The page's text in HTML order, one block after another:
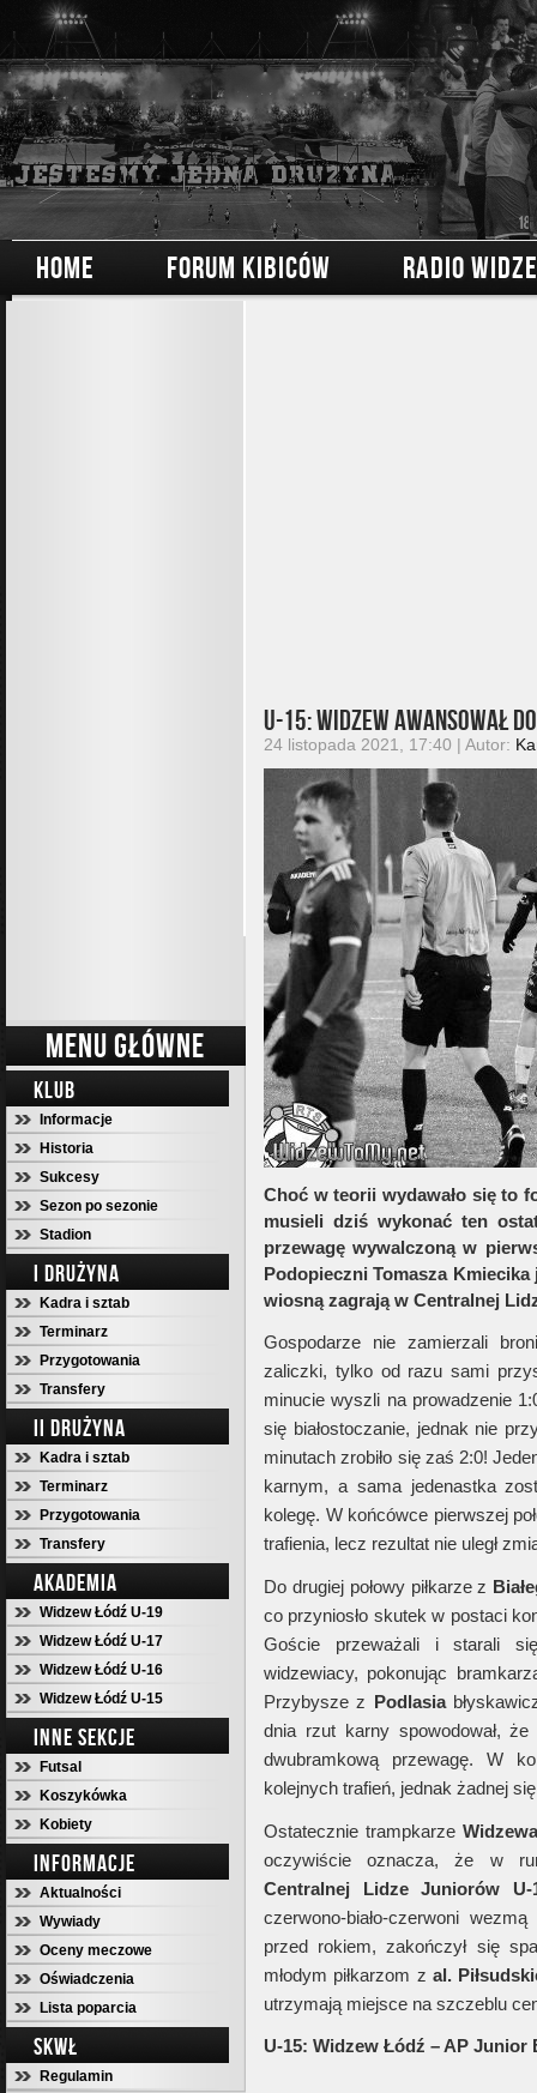
HOME FORUM KIBICÓW RADIO
MENU GŁÓWNE
KLUB
Informacje
Historia
Sukcesy
Sezon po sezonie
Stadion
I DRUŻYNA
Kadra i sztab
Terminarz
Przygotowania
Transfery
II DRUŻYNA
Kadra i sztab
Terminarz
Przygotowania
Transfery
AKADEMIA
Widzew Łódź U-19
Widzew Łódź U-17
Widzew Łódź U-16
Widzew Łódź U-15
INNE SEKCJE
Futsal
Koszykówka
Kobiety
INFORMACJE
Aktualności
Wywiady
Oceny meczowe
Oświadczenia
Lista poparcia
SKWŁ
Regulamin
U-15: Widzew awansował
24 listopada 2021, 17:40 | Autor:
Choć w teorii wydawało się to
musieli dziś wykonać ten
przewagę wywalczoną w
Podopieczni Tomasza
wiosną zagrają w Centralnej
Gospodarze nie zamierzali
zaliczki, tylko od razu sami
minucie wyszli na prowadzenie
się białostoczanie, jednak nie
minutach zrobiło się zaś 2:0!
karnym, a sama jedenastka
kolegę. W końcówce pierwszej
trafienia, lecz rezultat nie uległ
Do drugiej połowy piłkarze z
co przyniosło skutek w postaci
Goście przeważali i starali
widzewiacy, pokonując
Przybysze z Podlasia
dnia rzut karny spowodował,
dwubramkową przewagę. W
kolejnych trafień, jednak żadnej
Ostatecznie trampkarze
oczywiście oznacza, że w
Centralnej Lidze Juniorów U-
czerwono-biało-czerwoni
przed rokiem, zakończył się
młodym piłkarzom zal.
utrzymają miejsce na szczeblu
U-15: Widzew Łódź – AP Junior